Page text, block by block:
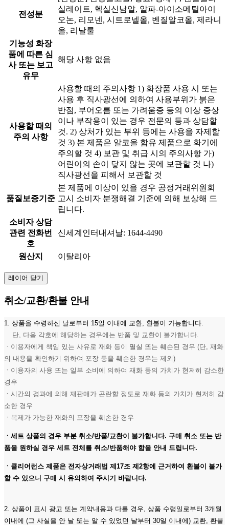
전성분
실레이트, 헥실신남알, 알파-아이소메틸아이
오논, 리모넨, 시트로넬올, 벤질알코올, 제라니
올, 리날룰
기능성 화장
품에 따른 심
사 또는 보고
유무
해당 사항 없음
사용할 때의
주의 사항
사용할 때의 주의사항 1) 화장품 사용 시 또는
사용 후 직사광선에 의하여 사용부위가 붉은
반점, 부어오름 또는 가려움증 등의 이상 증상
이나 부작용이 있는 경우 전문의 등과 상담할
것. 2) 상처가 있는 부위 등에는 사용을 자제할
것 3) 본 제품은 알코올 함유 제품으로 화기에
주의할 것 4) 보관 및 취급 시의 주의사항 가)
어린이의 손이 닿지 않는 곳에 보관할 것 나)
직사광선을 피해서 보관할 것
품질보증기준
본 제품에 이상이 있을 경우 공정거래위원회
고시 소비자 분쟁해결 기준에 의해 보상해 드
립니다.
소비자 상담
관련 전화번
호
신세계인터내셔날: 1644-4490
원산지 이탈리아
레이어 닫기
취소/교환/환불 안내
1. 상품을 수령하신 날로부터 15일 이내에 교환, 환불이 가능합니다.
단, 다음 각호에 해당하는 경우에는 반품 및 교환이 불가합니다.
ㆍ이용자에게 책임 있는 사유로 재화 등이 멸실 또는 훼손된 경우 (단, 재화
의 내용을 확인하기 위하여 포장 등을 훼손한 경우는 제외)
ㆍ이용자의 사용 또는 일부 소비에 의하여 재화 등의 가치가 현저히 감소한
경우
ㆍ시간의 경과에 의해 재판매가 곤란할 정도로 재화 등의 가치가 현저히 감
소한 경우
ㆍ복제가 가능한 재화의 포장을 훼손한 경우
ㆍ세트 상품의 경우 부분 취소/반품/교환이 불가합니다. 구매 취소 또는 반
품을 원하실 경우 세트 전체를 취소/반품해야 함을 안내 드립니다.
ㆍ클리어런스 제품은 전자상거래법 제17조 제2항에 근거하여 환불이 불가
할 수 있으니 구매 시 유의하여 주시기 바랍니다.
2. 상품이 표시 광고 또는 계약내용과 다를 경우, 상품 수령일로부터 3개월
이내에 (그 사실을 안 날 또는 알 수 있었던 날부터 30일 이내에) 교환, 환불